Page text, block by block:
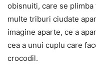
obisnuiti, care se
multe triburi ciudate
imagine aparte, ce a
cea a unui cuplu care
crocodil.